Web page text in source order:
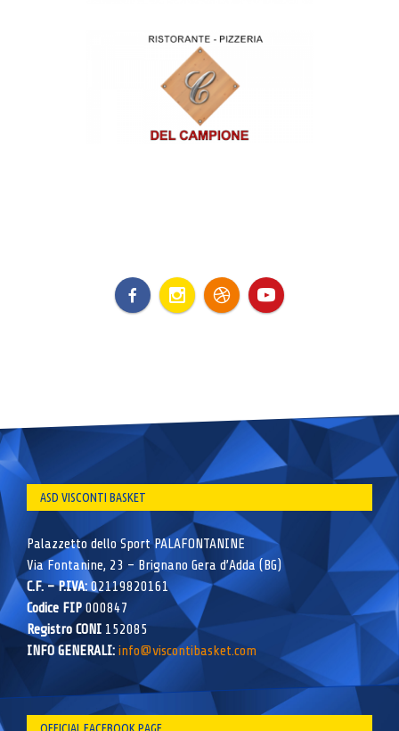
ASD VISCONTI BASKET
Palazzetto dello Sport PALAFONTANINE
Via Fontanine, 23 – Brignano Gera d’Adda (BG)
C.F. – P.IVA:02119820161
Codice FIP000847
Registro CONI 152085
INFO GENERALI: info@viscontibasket.com